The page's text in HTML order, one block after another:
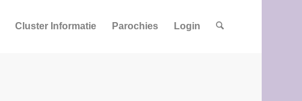
Cluster Informatie Parochies Login